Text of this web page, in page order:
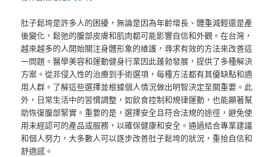
肚子鬆垮是許多人的困擾，無論是因為年齡增長、體重減輕還是產
後變化，鬆弛的腹部皮膚和肌肉都可能影響自信和外觀。在台灣，
越來越多的人開始關注身體形象的維護，尋求有效的方法來改善這
一問題。醫學美容和運動健身行業因此蓬勃發展，提供了多種解決
方案。從非侵入性的治療到手術選項，每種方法都有其優缺點和適
用人群。了解這些選擇並根據個人情況做出明智決定至關重要。此
外，日常生活中的習慣調整，如飲食控制和規律運動，也能顯著幫
助恢復腹部緊實。重要的是，選擇安全且符合法規的途徑，避免使
用未經認可的產品或服務，以確保健康和安全。通過結合專業建議
和個人努力，大多數人可以逐步改善肚子鬆垮的狀況，重拾自信和
舒適感。